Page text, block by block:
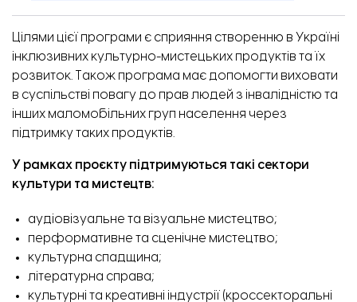
Цілями цієї програми є сприяння створенню в Україні
інклюзивних культурно-мистецьких продуктів та їх
розвиток. Також програма має допомогти виховати
в суспільстві повагу до прав людей з інвалідністю та
інших маломобільних груп населення через
підтримку таких продуктів.
У рамках проєкту підтримуються такі сектори
культури та мистецтв:
аудіовізуальне та візуальне мистецтво;
перформативне та сценічне мистецтво;
культурна спадщина;
літературна справа;
культурні та креативні індустрії (кроссекторальні